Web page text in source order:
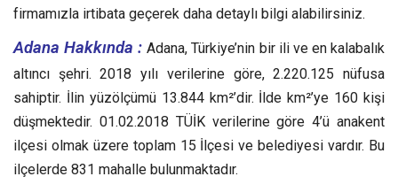
firmamızla irtibata geçerek daha detaylı bilgi alabilirsiniz.
Adana Hakkında : Adana, Türkiye’nin bir ili ve en kalabalık
altıncı şehri. 2018 yılı verilerine göre, 2.220.125 nüfusa
sahiptir. İlin yüzölçümü 13.844 km²’dir. İlde km²’ye 160 kişi
düşmektedir. 01.02.2018 TÜİK verilerine göre 4’ü anakent
ilçesi olmak üzere toplam 15 İlçesi ve belediyesi vardır. Bu
ilçelerde 831 mahalle bulunmaktadır.